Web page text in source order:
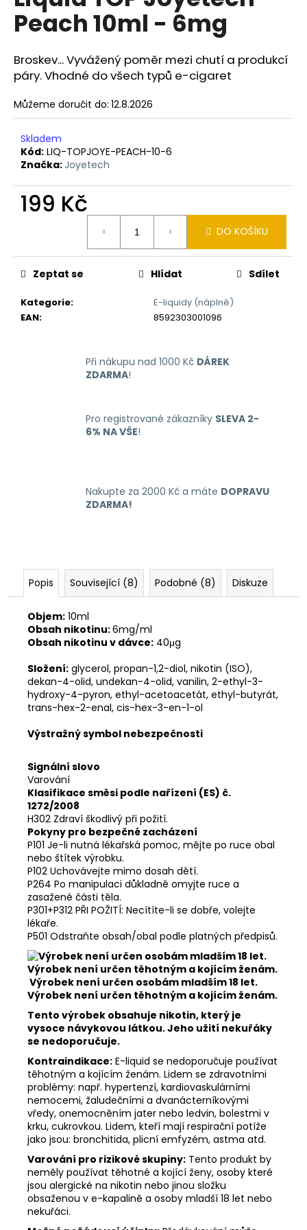
0,0
hvězdiček.
Peach 10ml - 6mg
Broskev... Vyvážený poměr mezi chutí a produkcí
páry. Vhodné do všech typů e-cigaret
Můžeme doručit do: 12.8.2026
Skladem
Kód: LIQ-TOPJOYE-PEACH-10-6
Značka:Joyetech
199 Kč
DO KOŠÍKU
Kategorie:
E-liquidy (náplně)
EAN: 8592303001096
Zeptat se Hlídat Sdílet
Při nákupu nad 1000 Kč DÁREK
ZDARMA!
Pro registrované zákazníky SLEVA 2-
6% NA VŠE!
Nakupte za 2000 Kč a máte DOPRAVU
ZDARMA!
Popis Související (8) Podobné (8) Diskuze
Objem: 10ml
Obsah nikotinu:6mg/ml
Obsah nikotinu v dávce: 40μg
Složení: glycerol, propan-1,2-diol, nikotin (ISO),
dekan-4-olid, undekan-4-olid, vanilin, 2-ethyl-3-
hydroxy-4-pyron, ethyl-acetoacetát, ethyl-butyrát,
trans-hex-2-enal, cis-hex-3-en-1-ol
Výstražný symbol nebezpečnosti
Signální slovo
Varování
Klasifikace směsi podle nařízení (ES) č.
1272/2008
H302 Zdraví škodlivý při požití.
Pokyny pro bezpečné zacházení
P101 Je-li nutná lékařská pomoc, mějte po ruce obal
nebo štítek výrobku.
P102 Uchovávejte mimo dosah dětí.
P264 Po manipulaci důkladně omyjte ruce a
zasažené části těla.
P301+P312 PŘI POŽITÍ: Necítíte-li se dobře, volejte
lékaře.
P501 Odstraňte obsah/obal podle platných předpisů.
Výrobek není určen osobám mladším 18 let.
Výrobek není určen těhotným a kojícím ženám.
Tento výrobek obsahuje nikotin, který je
vysoce návykovou látkou. Jeho užití nekuřáky
se nedoporučuje.
Kontraindikace: E-liquid se nedoporučuje používat
těhotným a kojícím ženám. Lidem se zdravotními
problémy: např. hypertenzí, kardiovaskulárními
nemocemi, žaludečními a dvanácterníkovými
vředy, onemocněním jater nebo ledvin, bolestmi v
krku, cukrovkou. Lidem, kteří mají respirační potíže
jako jsou: bronchitida, plicní emfyzém, astma atd.
Varování pro rizikové skupiny: Tento produkt by
neměly používat těhotné a kojící ženy, osoby které
jsou alergické na nikotin nebo jinou složku
obsaženou v e-kapalině a osoby mladší 18 let nebo
nekuřáci.
a
j
í
t
?
HLEDAT
u
č
u